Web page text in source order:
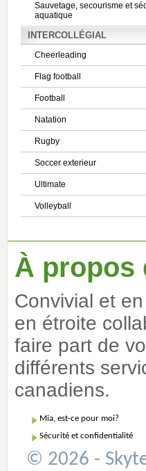
Sauvetage, secourisme et
aquatique
INTERCOLLÉGIAL
Cheerleading
Flag football
Football
Natation
Rugby
Soccer exterieur
Ultimate
Volleyball
À propos
Convivial et
en étroite
faire part de
différents
canadiens.
Mia, est-ce pour moi?
Sécurité et confidentialité
© 2026 -